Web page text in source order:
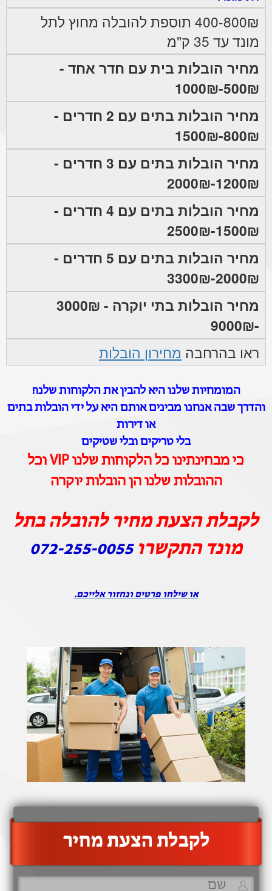
400-800₪ תוספת להובלה מחוץ לתל
מונד עד 35 ק"מ
מחיר הובלות בית עם חדר אחד -
500₪-1000₪
מחיר הובלות בתים עם 2 חדרים -
800₪-1500₪
מחיר הובלות בתים עם 3 חדרים -
1200₪-2000₪
מחיר הובלות בתים עם 4 חדרים -
1500₪-2500₪
מחיר הובלות בתים עם 5 חדרים -
2000₪-3300₪
מחיר הובלות בתי יוקרה - 3000₪
-9000₪
ראו בהרחבה מחירון הובלות
המומחיות שלנו היא להבין את הלקוחות שלנו!
והדרך שבה אנחנו מבינים אותם היא על ידי הובלות בתים
או דירות
בלי טריקים ובלי שטיקים
כי מבחינתינו כל הלקוחות שלנו VIP וכל
ההובלות שלנו הן הובלות יוקרה
לקבלת הצעת מחיר להובלה בתל
מונד התקשרו072-255-0055
או שילחו פרטים ונחזור אלייכם.
‫לקבלת הצעת מחיר